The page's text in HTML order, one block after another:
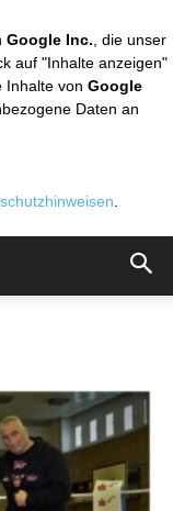
Google Inc. , die unser
auf "Inhalte anzeigen"
Inhalte von Google
Daten an